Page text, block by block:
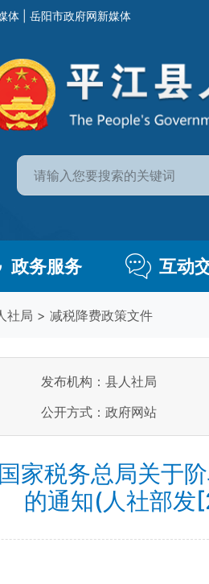
体 岳阳市政府网新媒体
政务服务 互动
社局 > 减税降费政策文件
发布机构：县人社局
公开方式：政府网站
家税务总局关于
的通知(人社部